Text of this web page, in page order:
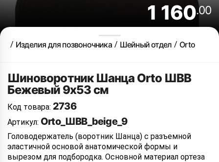
1 160.00
Изделия для позвоночника Шейный отдел Orto
Шиноворотник Шанца Orto ШВВ
Бежевый 9х53 см
Код товара: 2736
Артикул: Orto_ШВВ_beige_9
Головодержатель (воротник Шанца) с разъемной
эластичной основой анатомической формы и
вырезом для подбородка. Основной материал ортеза